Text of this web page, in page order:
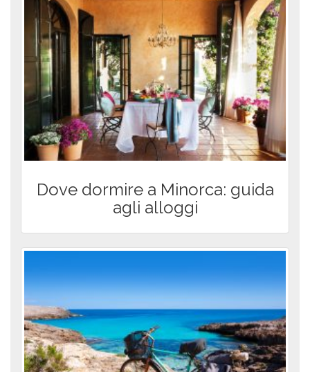
Dove dormire a Minorca: guida
agli alloggi